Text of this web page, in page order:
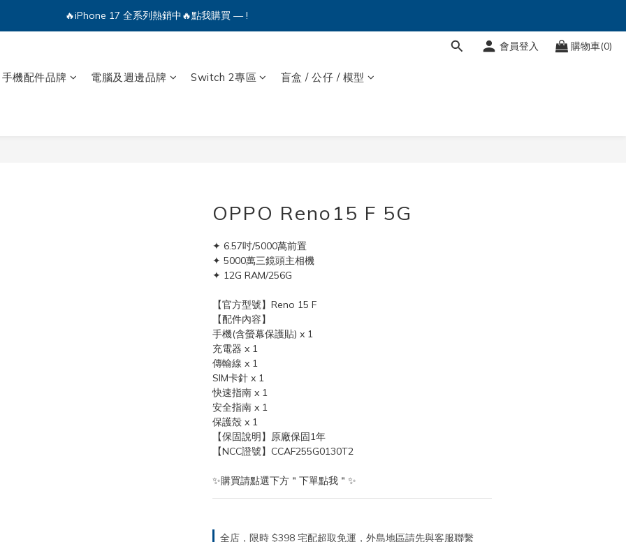
🔥iPhone 17 全系列熱銷中🔥點我購買 — !
💕加入Q哥 Line 新好友領優惠券！🎫
會員登入 購物車(0)
手機配件品牌 電腦及週邊品牌 Switch 2專區 盲盒 / 公仔 / 模型
OPPO Reno15 F 5G
✦ 6.57吋/5000萬前置
✦ 5000萬三鏡頭主相機
✦ 12G RAM/256G
【官方型號】Reno 15 F
【配件內容】
手機(含螢幕保護貼) x 1
充電器 x 1
傳輸線 x 1
SIM卡針 x 1
快速指南 x 1
安全指南 x 1
保護殼 x 1
【保固說明】原廠保固1年
【NCC證號】CCAF255G0130T2
✨購買請點選下方＂下單點我＂✨
全店，限時 $398 宅配超取免運，外島地區請先與客服聯繫